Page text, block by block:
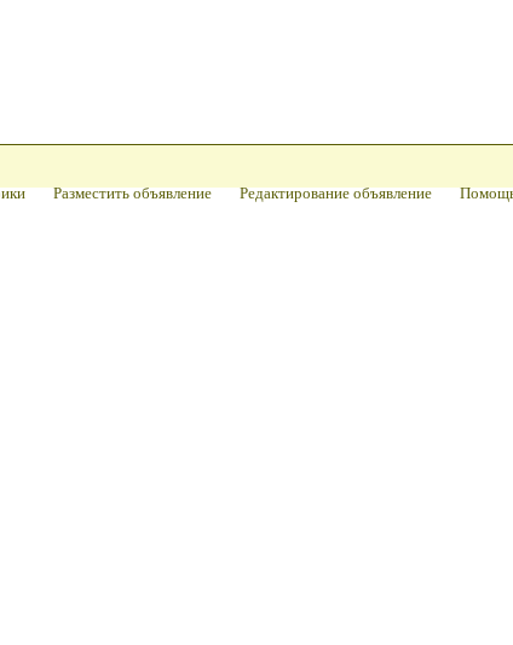
Разместить объявление Редактирование объявление